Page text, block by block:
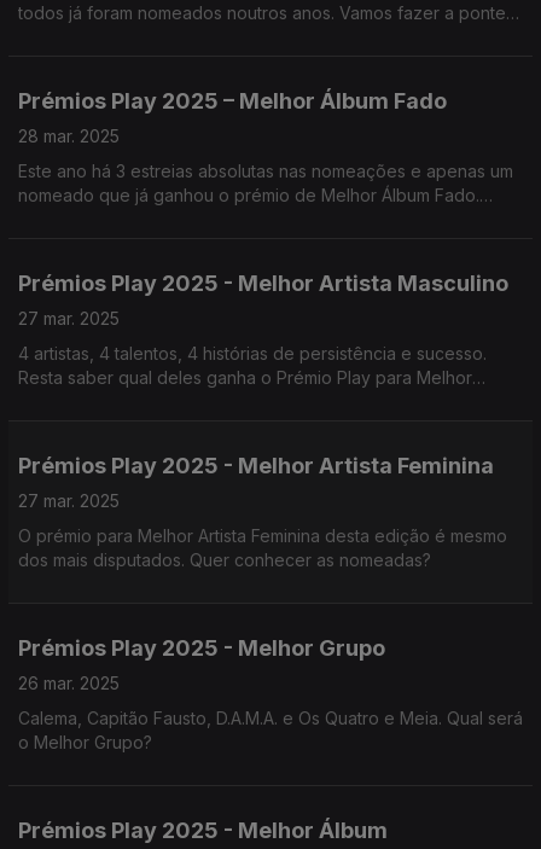
todos já foram nomeados noutros anos. Vamos fazer a ponte
Prémios Play 2025 – Melhor Álbum Fado
28 mar. 2025
Este ano há 3 estreias absolutas nas nomeações e apenas um
nomeado que já ganhou o prémio de Melhor Álbum Fado.
Prémios Play 2025 - Melhor Artista Masculino
27 mar. 2025
4 artistas, 4 talentos, 4 histórias de persistência e sucesso.
Resta saber qual deles ganha o Prémio Play para Melhor
Prémios Play 2025 - Melhor Artista Feminina
27 mar. 2025
O prémio para Melhor Artista Feminina desta edição é mesmo
dos mais disputados. Quer conhecer as nomeadas?
Prémios Play 2025 - Melhor Grupo
26 mar. 2025
Calema, Capitão Fausto, D.A.M.A. e Os Quatro e Meia. Qual será
o Melhor Grupo?
Prémios Play 2025 - Melhor Álbum